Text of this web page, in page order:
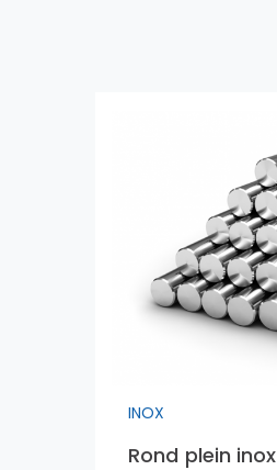
INOX
Rond plein inox